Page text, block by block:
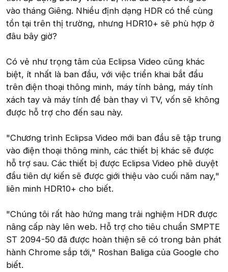
vào tháng Giêng. Nhiều định dạng HDR có thể cùng
tồn tại trên thị trường, nhưng HDR10+ sẽ phù hợp ở
đâu bây giờ?
Có vẻ như trọng tâm của Eclipsa Video cũng khác
biệt, ít nhất là ban đầu, với việc triển khai bắt đầu
trên điện thoại thông minh, máy tính bảng, máy tính
xách tay và máy tính để bàn thay vì TV, vốn sẽ không
được hỗ trợ cho đến sau này.
"Chương trình Eclipsa Video mới ban đầu sẽ tập trung
vào điện thoại thông minh, các thiết bị khác sẽ được
hỗ trợ sau. Các thiết bị được Eclipsa Video phê duyệt
đầu tiên dự kiến sẽ được giới thiệu vào cuối năm nay,"
liên minh HDR10+ cho biết.
"Chúng tôi rất hào hứng mang trải nghiệm HDR được
nâng cấp này lên web. Hỗ trợ cho tiêu chuẩn SMPTE
ST 2094-50 đã được hoàn thiện sẽ có trong bản phát
hành Chrome sắp tới," Roshan Baliga của Google cho
biết.